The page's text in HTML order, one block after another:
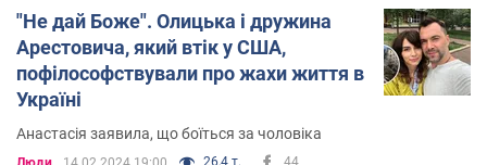
"Не дай Боже". Олицька і дружина
Арестовича, який втік у США,
пофілософствували про жахи життя в
Україні
Анастасія заявила, що боїться за чоловіка
26,4 т. 44